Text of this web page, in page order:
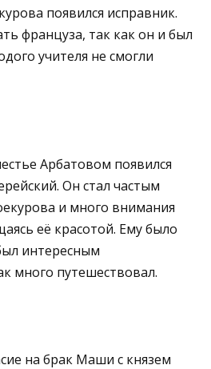
появился исправник.
француза, так как он и был
учителя не смогли
Арбатовом появился
Он стал частым
и много внимания
её красотой. Ему было
интересным
много путешествовал.
на брак Маши с князем